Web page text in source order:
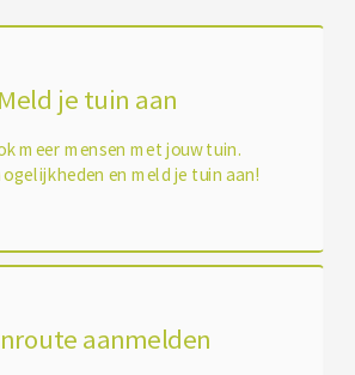
Meld je tuin aan
meer mensen met jouw tuin.
en meld je tuin aan!
aanmelden